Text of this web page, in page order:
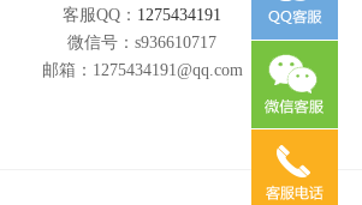
客服QQ： 1275434191
微信号： s936610717
邮箱： 1275434191@qq.com